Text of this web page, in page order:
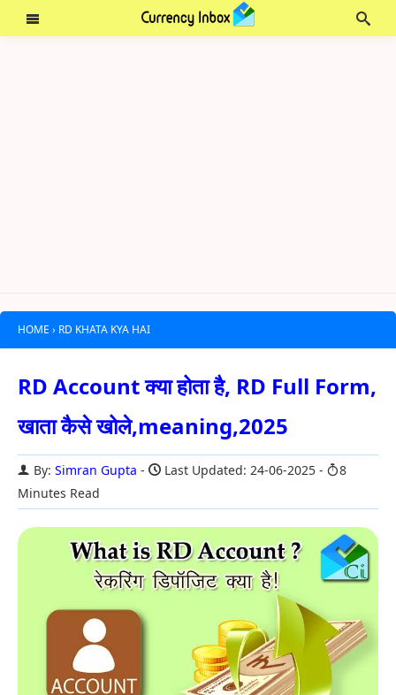
HOME › RD KHATA KYA HAI
RD Account क्या होता है, RD Full Form,
खाता कैसे खोले,meaning,2025
By: Simran Gupta Last Updated: 24-06-2025
8
Minutes Read